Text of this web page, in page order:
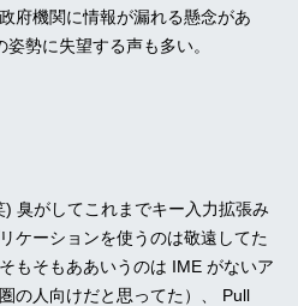
府機関に情報が漏れる懸念があ
姿勢に失望する声も多い。
) 臭がしてこれまでキー入力拡張み
ケーションを使うのは敬遠してた
もそもああいうのは IME がないア
の人向けだと思ってた）、 Pull